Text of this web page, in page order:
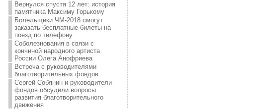
Вернулся спустя 12 лет: история
памятника Максиму Горькому
Болельщики ЧМ-2018 смогут
заказать бесплатные билеты на
поезд по телефону
Соболезнования в связи с
кончиной народного артиста
России Олега Анофриева
Встреча с руководителями
благотворительных фондов
Сергей Собянин и руководители
фондов обсудили вопросы
развития благотворительного
движения